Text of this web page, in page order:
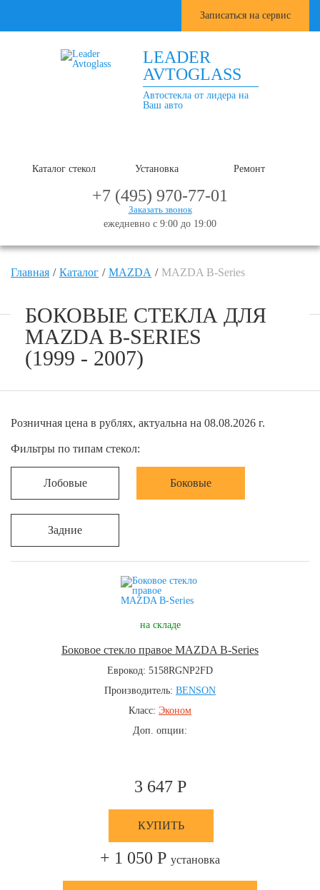
Записаться на сервис
LEADER
AVTOGLASS
Автостекла от лидера на
Ваш авто
Каталог стекол Установка Ремонт
+7 (495) 970-77-01
Заказать звонок
ежедневно с 9:00 до 19:00
Главная Каталог MAZDA MAZDA B-Series
БОКОВЫЕ СТЕКЛА ДЛЯ
MAZDA B-SERIES
(1999 - 2007)
Розничная цена в рублях, актуальна на 08.08.2026 г.
Фильтры по типам стекол:
Лобовые Боковые
Задние
на складе
Боковое стекло правое MAZDA B-Series
Еврокод: 5158RGNP2FD
Производитель: BENSON
Класс: Эконом
Доп. опции:
3 647 Р
КУПИТЬ
+ 1 050 Р установка